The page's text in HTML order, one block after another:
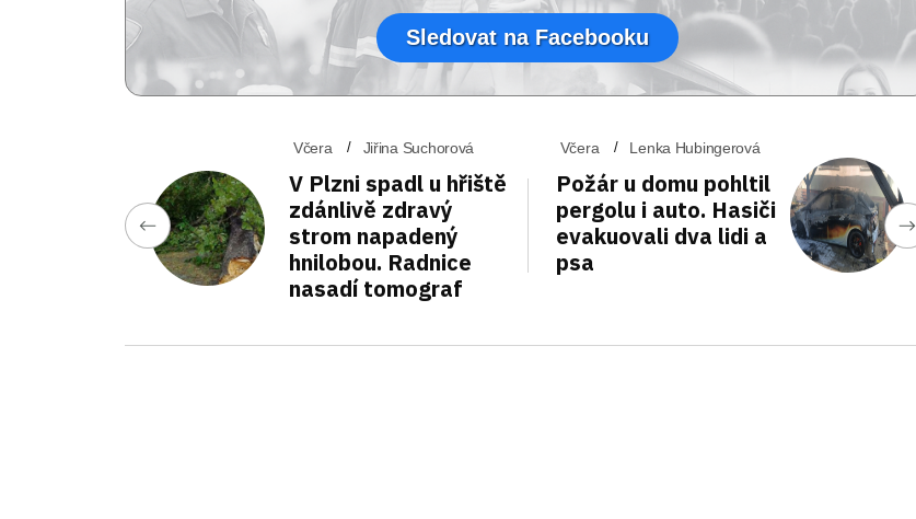
Sledovat na Facebooku
Včera Jiřina Suchorová
V Plzni spadl u hřiště
zdánlivě zdravý
strom napadený
hnilobou. Radnice
nasadí tomograf
Včera Lenka Hubingerová
Požár u domu pohltil
pergolu i auto. Hasiči
evakuovali dva lidi a
psa